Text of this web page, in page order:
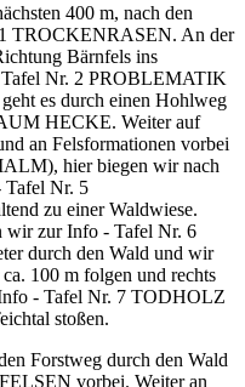
400 m, nach den
TROCKENRASEN. An der
Bärnfels ins
Tafel Nr. 2 PROBLEMATIK
es durch einen Hohlweg
HECKE. Weiter auf
an Felsformationen vorbei
hier biegen wir nach
Tafel Nr. 5
zu einer Waldwiese.
wir zur Info - Tafel Nr. 6
durch den Wald und wir
100 m folgen und rechts
- Tafel Nr. 7 TODHOLZ
stoßen.
Forstweg durch den Wald
vorbei. Weiter an